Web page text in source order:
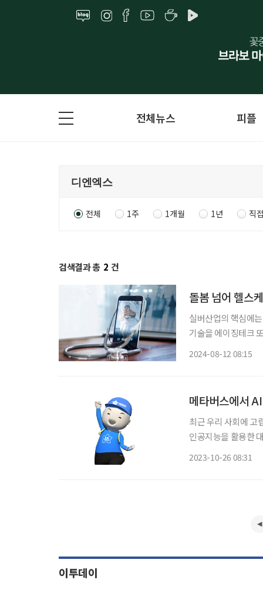
전체뉴스 피플
전체 1주 1개월 1년 직
검색결과 총 2 건
돌봄 넘어 헬스
실버산업의 핵심에
기술을 에이징테크
2024-08-12 08:15
메타버스에서
최근 우리 사회에 고
인공지능을 활용한 대화형 스
2023-10-26 08:31
이투데이